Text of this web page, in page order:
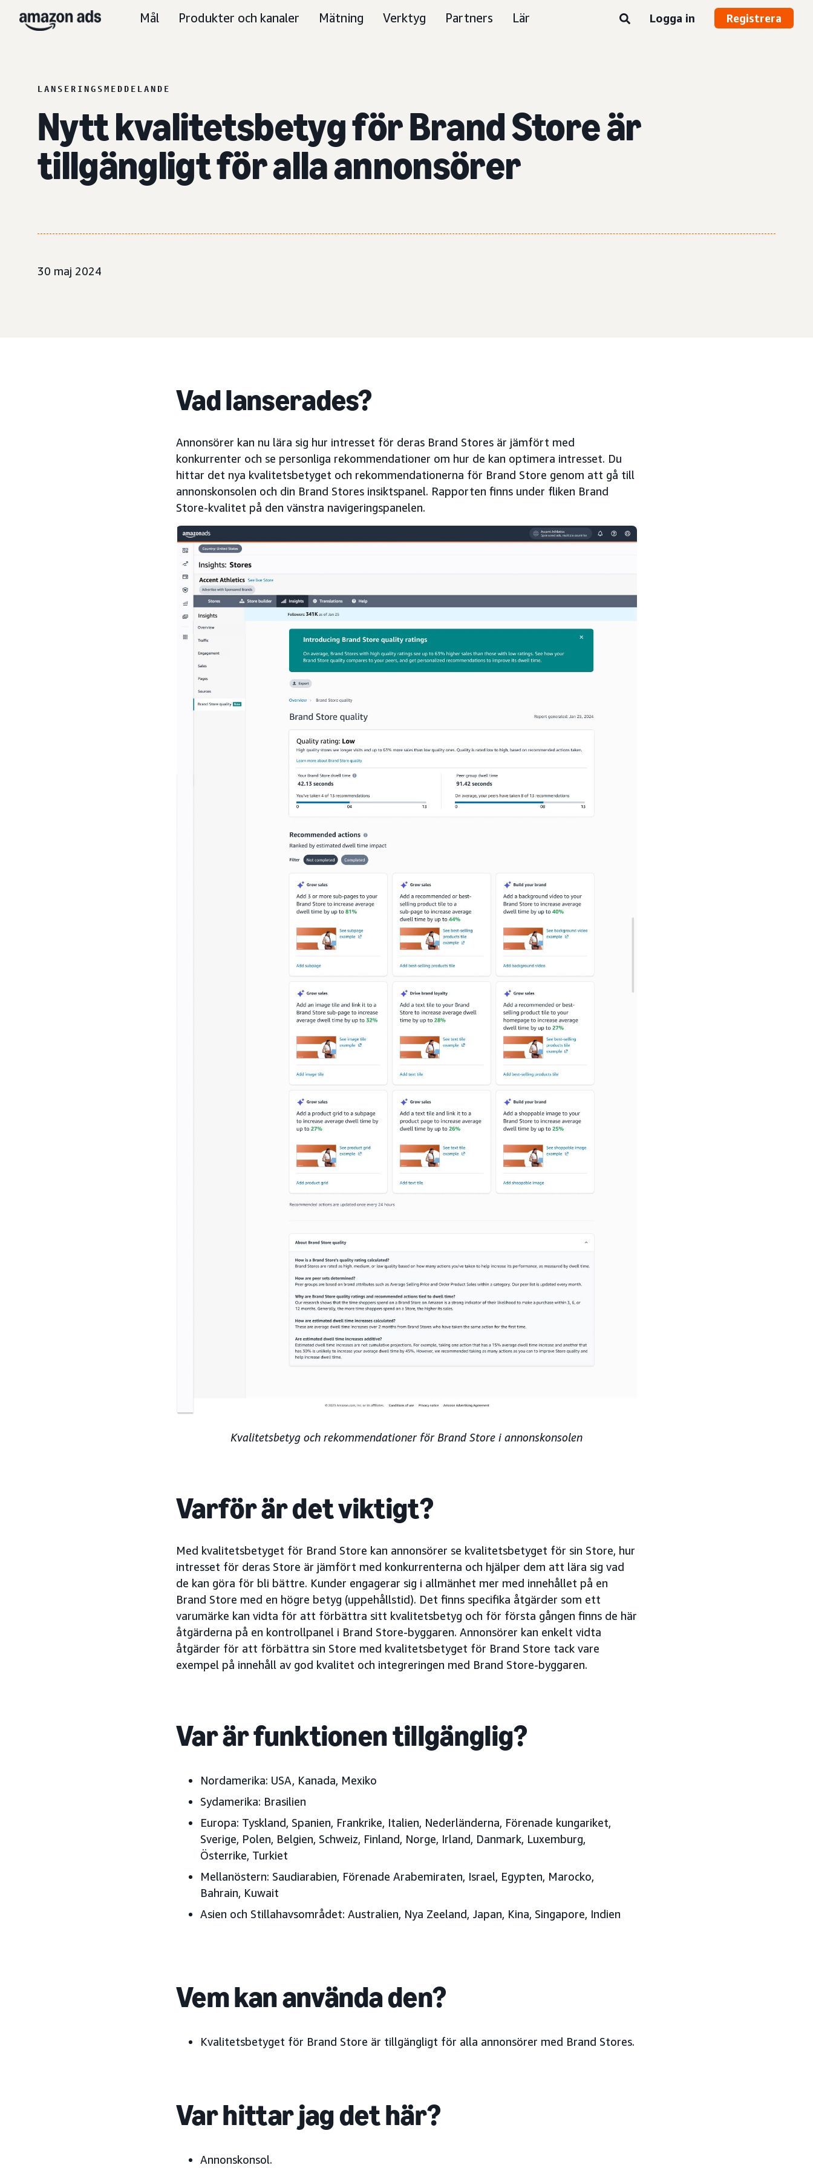
Mål Produkter och kanaler Mätning Verktyg Partners Lär Logga in Registrera
LANSERINGSMEDDELANDE
Nytt kvalitetsbetyg för Brand Storeär
tillgängligt för alla annonsörer
30 maj 2024
Vad lanserades?
Annonsörer kan nu lära sig hur intresset för deras Brand Stores är jämfört med
konkurrenter och se personliga rekommendationer om hur de kan optimera intresset. Du
hittar det nya kvalitetsbetyget och rekommendationerna för Brand Store genom att gå till
annonskonsolen och din Brand Stores insiktspanel. Rapporten finns under fliken Brand
Store-kvalitet på den vänstra navigeringspanelen.
Kvalitetsbetyg och rekommendationer för Brand Store i annonskonsolen
Varför är det viktigt?
Med kvalitetsbetyget för Brand Store kan annonsörer se kvalitetsbetyget för sin Store, hur
intresset för deras Store är jämfört med konkurrenterna och hjälper dem att lära sig vad
de kan göra för bli bättre. Kunder engagerar sig i allmänhet mer med innehållet på en
Brand Store med en högre betyg (uppehållstid). Det finns specifika åtgärder som ett
varumärke kan vidta för att förbättra sitt kvalitetsbetyg och för första gången finns de här
åtgärderna på en kontrollpanel i Brand Store-byggaren. Annonsörer kan enkelt vidta
åtgärder för att förbättra sin Store med kvalitetsbetyget för Brand Store tack vare
exempel på innehåll av god kvalitet och integreringen med Brand Store-byggaren.
Var är funktionen tillgänglig?
Nordamerika: USA, Kanada, Mexiko
Sydamerika: Brasilien
Europa: Tyskland, Spanien, Frankrike, Italien, Nederländerna, Förenade kungariket,
Sverige, Polen, Belgien, Schweiz, Finland, Norge, Irland, Danmark, Luxemburg,
Österrike, Turkiet
Mellanöstern: Saudiarabien, Förenade Arabemiraten, Israel, Egypten, Marocko,
Bahrain, Kuwait
Asien och Stillahavsområdet: Australien, Nya Zeeland, Japan, Kina, Singapore, Indien
Vem kan använda den?
Kvalitetsbetyget för Brand Store är tillgängligt för alla annonsörer med Brand Stores.
Var hittar jag det här?
Annonskonsol.